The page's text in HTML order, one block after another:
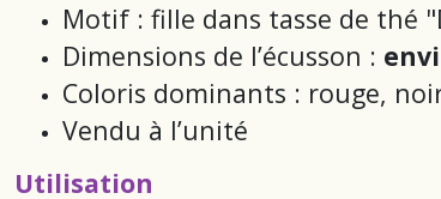
Motif : fille dans tasse de thé
Dimensions de l’écusson :
Coloris dominants : rouge,
Vendu à l’unité
Utilisation